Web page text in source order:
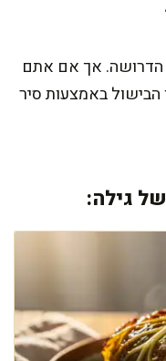
אך אם אתם
באמצעות סיר
גילה: